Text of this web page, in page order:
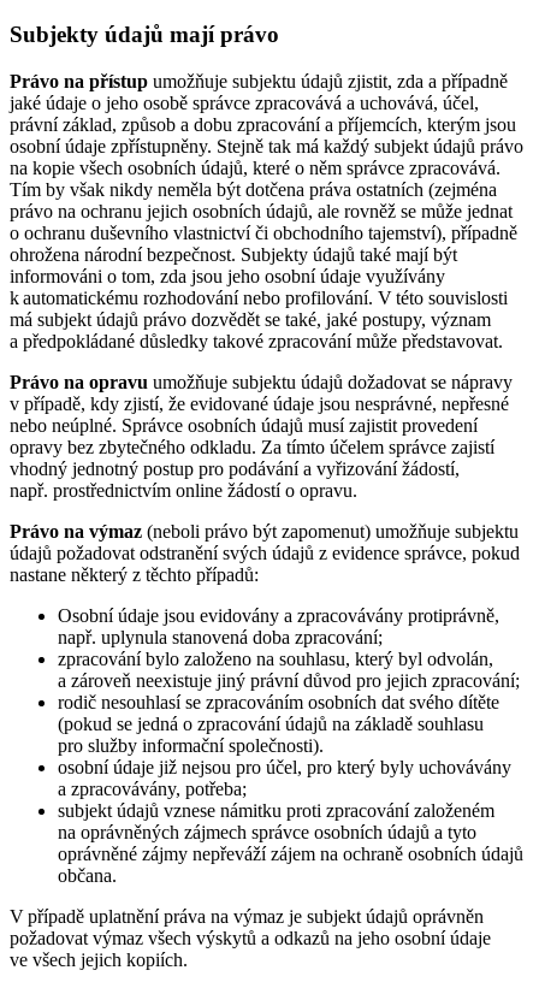
Subjekty údajů mají právo
Právo na přístup umožňuje subjektu údajů zjistit, zda a případně
jaké údaje o jeho osobě správce zpracovává a uchovává, účel,
právní základ, způsob a dobu zpracování a příjemcích, kterým jsou
osobní údaje zpřístupněny. Stejně tak má každý subjekt údajů právo
na kopie všech osobních údajů, které o něm správce zpracovává.
Tím by však nikdy neměla být dotčena práva ostatních (zejména
právo na ochranu jejich osobních údajů, ale rovněž se může jednat
o ochranu duševního vlastnictví či obchodního tajemství), případně
ohrožena národní bezpečnost. Subjekty údajů také mají být
informováni o tom, zda jsou jeho osobní údaje využívány
k automatickému rozhodování nebo profilování. V této souvislosti
má subjekt údajů právo dozvědět se také, jaké postupy, význam
a předpokládané důsledky takové zpracování může představovat.
Právo na opravu umožňuje subjektu údajů dožadovat se nápravy
v případě, kdy zjistí, že evidované údaje jsou nesprávné, nepřesné
nebo neúplné. Správce osobních údajů musí zajistit provedení
opravy bez zbytečného odkladu. Za tímto účelem správce zajistí
vhodný jednotný postup pro podávání a vyřizování žádostí,
např. prostřednictvím online žádostí o opravu.
Právo na výmaz (neboli právo být zapomenut) umožňuje subjektu
údajů požadovat odstranění svých údajů z evidence správce, pokud
nastane některý z těchto případů:
Osobní údaje jsou evidovány a zpracovávány protiprávně,
např. uplynula stanovená doba zpracování;
zpracování bylo založeno na souhlasu, který byl odvolán,
a zároveň neexistuje jiný právní důvod pro jejich zpracování;
rodič nesouhlasí se zpracováním osobních dat svého dítěte
(pokud se jedná o zpracování údajů na základě souhlasu
pro služby informační společnosti).
osobní údaje již nejsou pro účel, pro který byly uchovávány
a zpracovávány, potřeba;
subjekt údajů vznese námitku proti zpracování založeném
na oprávněných zájmech správce osobních údajů a tyto
oprávněné zájmy nepřeváží zájem na ochraně osobních údajů
občana.
V případě uplatnění práva na výmaz je subjekt údajů oprávněn
požadovat výmaz všech výskytů a odkazů na jeho osobní údaje
ve všech jejich kopiích.